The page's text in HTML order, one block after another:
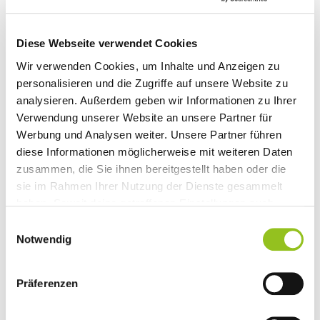
Diese Webseite verwendet Cookies
Wir verwenden Cookies, um Inhalte und Anzeigen zu
personalisieren und die Zugriffe auf unsere Website zu
analysieren. Außerdem geben wir Informationen zu Ihrer
Verwendung unserer Website an unsere Partner für
Werbung und Analysen weiter. Unsere Partner führen
diese Informationen möglicherweise mit weiteren Daten
zusammen, die Sie ihnen bereitgestellt haben oder die
sie im Rahmen Ihrer Nutzung der Dienste gesammelt
eines Angemessenheitsbeschlusses nach Art 45 DSGVO
übermitteln, so gilt Ihre Einwilligung auch hierfür. Es
besteht das Risiko, dass Ihre derart übermittelten Daten
Notwendig
Präferenzen
Die Ventile unterscheiden sich in ihrem Durchmesser
und dem maximalen Druck, dem sie Stand halten.
Jede Ventilart ist typisch für bestimmte
Fahrradarten. Die dünnen Sclaverandventile werden
Mountainbikes eingesetzt. Dunlopventile hingegen
werden nur mehr selten verwendet und benötigen
die die gängigste Ventilart darstellen.
Handelsübliche Pumpen passen auf alle drei Ventile,